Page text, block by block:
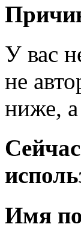
У вас
не
ниже, а
Имя